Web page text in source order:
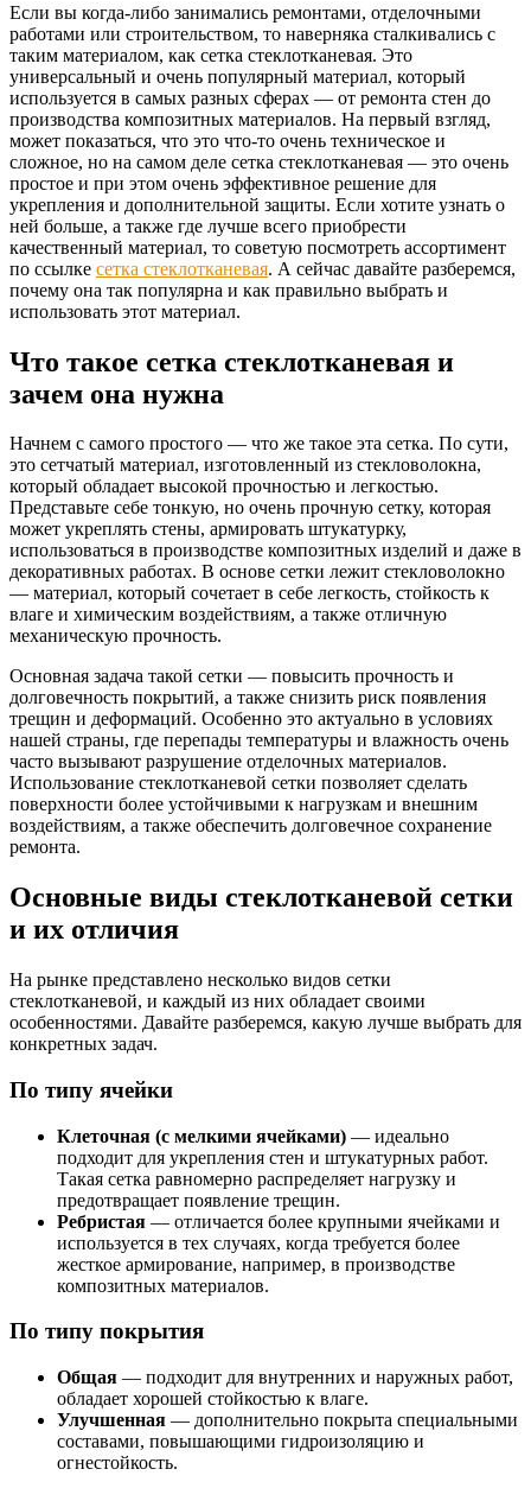
Если вы когда-либо занимались ремонтами, отделочными
работами или строительством, то наверняка сталкивались с
таким материалом, как сетка стеклотканевая. Это
универсальный и очень популярный материал, который
используется в самых разных сферах — от ремонта стен до
производства композитных материалов. На первый взгляд,
может показаться, что это что-то очень техническое и
сложное, но на самом деле сетка стеклотканевая — это очень
простое и при этом очень эффективное решение для
укрепления и дополнительной защиты. Если хотите узнать о
ней больше, а также где лучше всего приобрести
качественный материал, то советую посмотреть ассортимент
по ссылке сетка стеклотканевая. А сейчас давайте разберемся,
почему она так популярна и как правильно выбрать и
использовать этот материал.
Что такое сетка стеклотканевая и
зачем она нужна
Начнем с самого простого — что же такое эта сетка. По сути,
это сетчатый материал, изготовленный из стекловолокна,
который обладает высокой прочностью и легкостью.
Представьте себе тонкую, но очень прочную сетку, которая
может укреплять стены, армировать штукатурку,
использоваться в производстве композитных изделий и даже в
декоративных работах. В основе сетки лежит стекловолокно
— материал, который сочетает в себе легкость, стойкость к
влаге и химическим воздействиям, а также отличную
механическую прочность.
Основная задача такой сетки — повысить прочность и
долговечность покрытий, а также снизить риск появления
трещин и деформаций. Особенно это актуально в условиях
нашей страны, где перепады температуры и влажность очень
часто вызывают разрушение отделочных материалов.
Использование стеклотканевой сетки позволяет сделать
поверхности более устойчивыми к нагрузкам и внешним
воздействиям, а также обеспечить долговечное сохранение
ремонта.
Основные виды стеклотканевой сетки
и их отличия
На рынке представлено несколько видов сетки
стеклотканевой, и каждый из них обладает своими
особенностями. Давайте разберемся, какую лучше выбрать для
конкретных задач.
По типу ячейки
Клеточная (с мелкими ячейками) — идеально
подходит для укрепления стен и штукатурных работ.
Такая сетка равномерно распределяет нагрузку и
предотвращает появление трещин.
Ребристая — отличается более крупными ячейками и
используется в тех случаях, когда требуется более
жесткое армирование, например, в производстве
композитных материалов.
По типу покрытия
Общая — подходит для внутренних и наружных работ,
обладает хорошей стойкостью к влаге.
Улучшенная — дополнительно покрыта специальными
составами, повышающими гидроизоляцию и
огнестойкость.